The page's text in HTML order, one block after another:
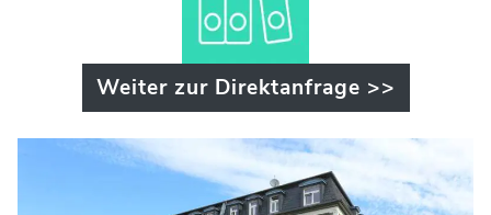
Weiter zur Direktanfrage >>